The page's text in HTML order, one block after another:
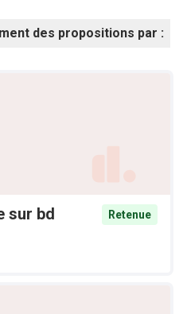
des propositions par :
sur bd
Retenue